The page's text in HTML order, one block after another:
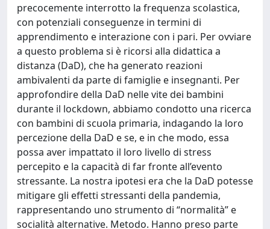
precocemente interrotto la frequenza scolastica,
con potenziali conseguenze in termini di
apprendimento e interazione con i pari. Per ovviare
a questo problema si è ricorsi alla didattica a
distanza (DaD), che ha generato reazioni
ambivalenti da parte di famiglie e insegnanti. Per
approfondire della DaD nelle vite dei bambini
durante il lockdown, abbiamo condotto una ricerca
con bambini di scuola primaria, indagando la loro
percezione della DaD e se, e in che modo, essa
possa aver impattato il loro livello di stress
percepito e la capacità di far fronte all’evento
stressante. La nostra ipotesi era che la DaD potesse
mitigare gli effetti stressanti della pandemia,
rappresentando uno strumento di “normalità” e
socialità alternative. Metodo. Hanno preso parte